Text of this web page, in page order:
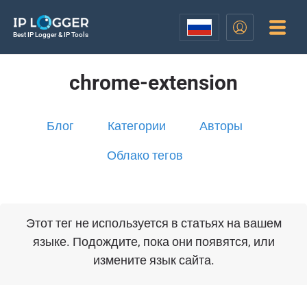
Best IP Logger & IP Tools
chrome-extension
Блог Категории Авторы
Облако тегов